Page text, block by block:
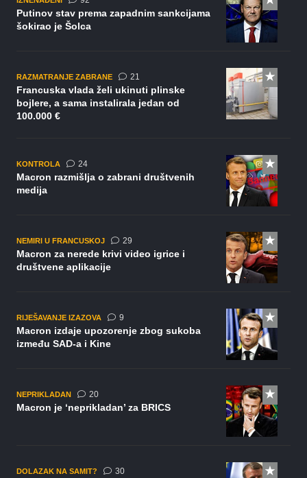
Putinov stav prema zapadnim sankcijama
šokirao je Šolca
RAZMATRANJE ZABRANE 21
Francuska vlada želi ukinuti plinske
bojlere, a sama instalirala jedan od
100.000 €
KONTROLA 24komentara
Macron razmišlja o zabrani društvenih
medija
NEMIRI U FRANCUSKOJ 29komentara
Macron za nerede krivi video igrice i
društvene aplikacije
RIJEŠAVANJE IZAZOVA 9komentara
Macron izdaje upozorenje zbog sukoba
između SAD-a i Kine
NEPRIKLADAN 20komentara
Macron je ‘neprikladan’ za BRICS
DOLAZAK NA SAMIT? 30komentara